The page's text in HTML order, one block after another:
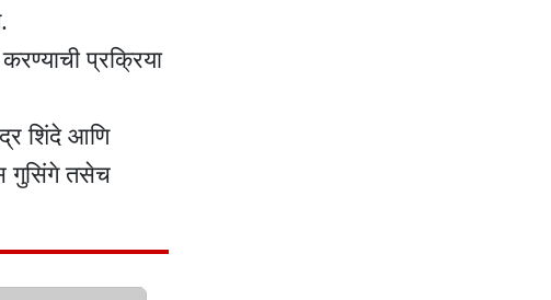
प्रक्रिया
शिंदे आणि
गुसिंगे तसेच